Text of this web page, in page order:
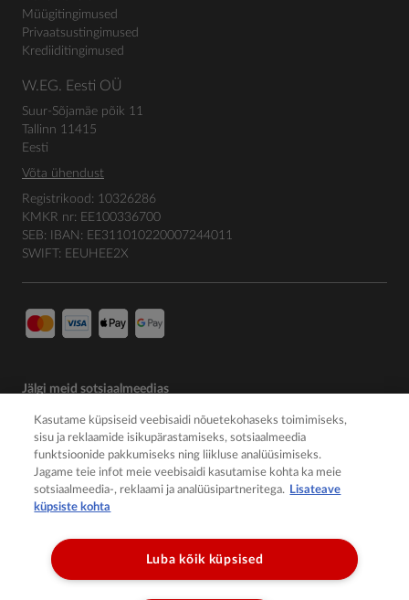
Müügitingimused
Privaatsustingimused
Krediiditingimused
W.EG. Eesti OÜ
Suur-Sõjamäe põik 11
Tallinn 11415
Eesti
Võta ühendust
Registrikood: 10326286
KMKR nr: EE100336700
SEB: IBAN: EE311010220007244011
SWIFT: EEUHEE2X
Jälgi meid sotsiaalmeedias
Kasutame küpsiseid veebisaidi nõuetekohaseks toimimiseks,
sisu ja reklaamide isikupärastamiseks, sotsiaalmeedia
funktsioonide pakkumiseks ning liikluse analüüsimiseks.
Jagame teie infot meie veebisaidi kasutamise kohta ka meie
sotsiaalmeedia-, reklaami ja analüüsipartneritega. Lisateave
küpsiste kohta
Luba kõik küpsised